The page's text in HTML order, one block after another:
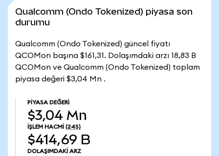
Qualcomm (Ondo Tokenized) piyasa son
durumu
Qualcomm (Ondo Tokenized) güncel fiyatı
QCOMon başına $161,31. Dolaşımdaki arzı 18,83 B
QCOMon ve Qualcomm (Ondo Tokenized) toplam
piyasa değeri $3,04 Mn .
PIYASA DEĞERI
$3,04 Mn
İŞLEM HACMI (24S)
$414,69 B
DOLAŞIMDAKI ARZ